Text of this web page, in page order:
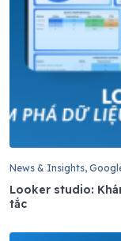
News & Insights,
Looker studio:
tắc